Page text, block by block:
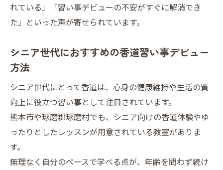
れている」「習い事デビューの不安がすぐに解消でき
た」といった声が寄せられています。
シニア世代におすすめの香道習い事デビュー
方法
シニア世代にとって香道は、心身の健康維持や生活の質
向上に役立つ習い事として注目されています。
熊本市や球磨郡球磨村でも、シニア向けの香道体験やゆ
ったりとしたレッスンが用意されている教室がありま
す。
無理なく自分のペースで学べる点が、年齢を問わず続け